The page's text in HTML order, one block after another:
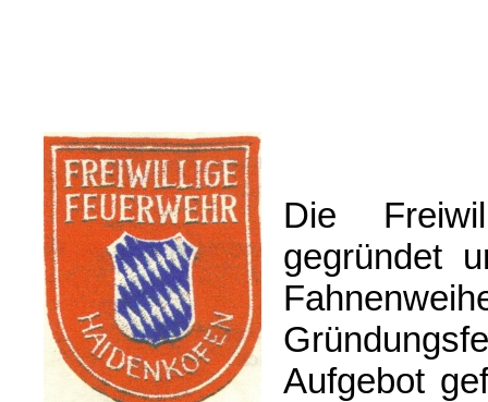
Die
gegründet
Aufgebot